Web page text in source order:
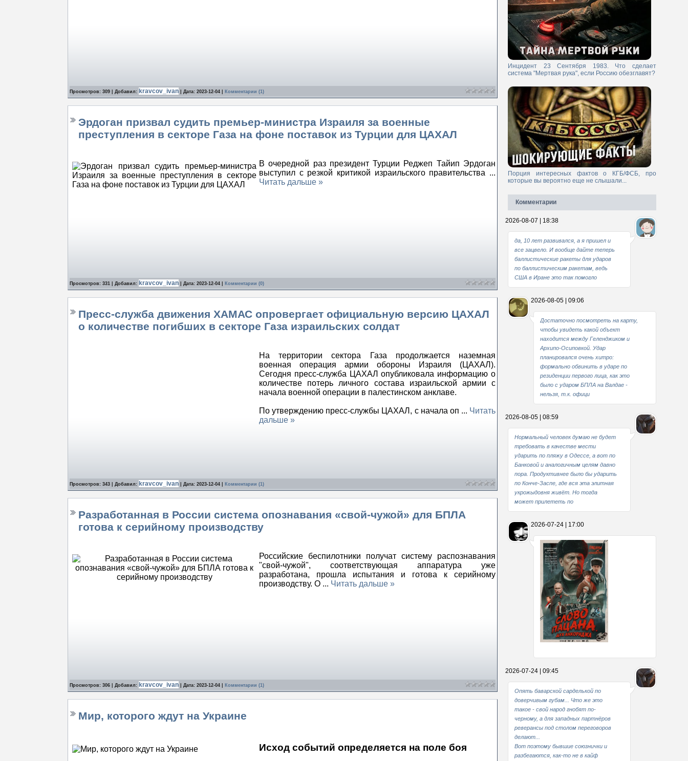
Просмотров: 309 | Добавил: kravcov_ivan | Дата: 2023-12-04 Комментарии (1)
Эрдоган призвал судить премьер-министра Израиля за военные
преступления в секторе Газа на фоне поставок из Турции для ЦАХАЛ
В очередной раз президент Турции Реджеп Тайип Эрдоган
выступил с резкой критикой израильского правительства ...
Читать дальше »
Просмотров: 331 | Добавил: kravcov_ivan | Дата: 2023-12-04 Комментарии (0)
Пресс-служба движения ХАМАС опровергает официальную версию ЦАХАЛ
о количестве погибших в секторе Газа израильских солдат
На территории сектора Газа продолжается наземная
военная операция армии обороны Израиля (ЦАХАЛ).
Сегодня пресс-служба ЦАХАЛ опубликовала информацию о
количестве потерь личного состава израильской армии с
начала военной операции в палестинском анклаве.
По утверждению пресс-службы ЦАХАЛ, с начала оп ... Читать
дальше »
Просмотров: 343 | Добавил: kravcov_ivan | Дата: 2023-12-04 Комментарии (1)
Разработанная в России система опознавания «свой-чужой» для БПЛА
готова к серийному производству
Российские беспилотники получат систему распознавания
"свой-чужой", соответствующая аппаратура уже
разработана, прошла испытания и готова к серийному
производству. О ... Читать дальше »
Просмотров: 306 | Добавил: kravcov_ivan | Дата: 2023-12-04 Комментарии (1)
Мир, которого ждут на Украине
Исход событий определяется на поле боя
Инцидент 23 Сентября 1983. Что сделает
система "Мертвая рука", если Россию обезглавят?
Порция интересных фактов о КГБ/ФСБ, про
которые вы вероятно еще не слышали...
Комментарии
2026-08-07 | 18:38
да, 10 лет развивался, а я пришел и
все зацвело. И вообще дайте теперь
баллистические ракеты для ударов
по баллистическим ракетам, ведь
США в Иране это так помогло
2026-08-05 | 09:06
Достаточно посмотреть на карту,
чтобы увидеть какой объект
находится между Геленджиком и
Архипо-Осиповкой. Удар
планировался очень хитро:
формально обвинить в ударе по
резиденции первого лица, как это
было с ударом БПЛА на Валдае -
нельзя, т.к. офици
2026-08-05 | 08:59
Нормальный человек думаю не будет
требовать в качестве мести
ударить по пляжу в Одессе, а вот по
Банковой и аналогичным целям давно
пора. Продуктивнее было бы ударить
по Конче-Заспе, где вся эта элитная
укрожыдовня живёт. Но тогда
может прилететь по
2026-07-24 | 17:00
2026-07-24 | 09:45
Опять баварской сарделькой по
доверчивым губам... Что же это
такое - свой народ гнобят по-
черному, а для западных партнёров
реверансы под столом переговоров
делают...
Вот поэтому бывшие союзнички и
разбегаются, как-то не в кайф